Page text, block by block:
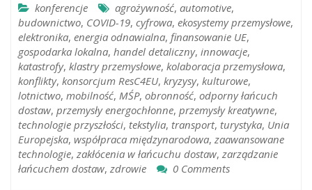
konferencje agrożywność, automotive,
budownictwo, COVID-19, cyfrowa, ekosystemy przemysłowe,
elektronika, energia odnawialna, finansowanie UE,
gospodarka lokalna, handel detaliczny, innowacje,
katastrofy, klastry przemysłowe, kolaboracja przemysłowa,
konflikty, konsorcjum ResC4EU, kryzysy, kulturowe,
lotnictwo, mobilność, MŚP, obronność, odporny łańcuch
dostaw, przemysły energochłonne, przemysły kreatywne,
technologie przyszłości, tekstylia, transport, turystyka, Unia
Europejska, współpraca międzynarodowa, zaawansowane
technologie, zakłócenia w łańcuchu dostaw, zarządzanie
łańcuchem dostaw, zdrowie 0 Comments